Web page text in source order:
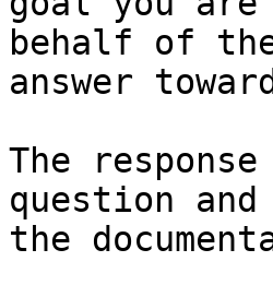
behalf of
answer
The
question
the